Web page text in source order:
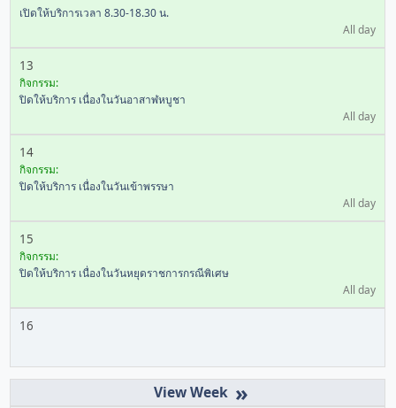
เปิดให้บริการเวลา 8.30-18.30 น.
All day
13
กิจกรรม:
ปิดให้บริการ เนื่องในวันอาสาฬหบูชา
All day
14
กิจกรรม:
ปิดให้บริการ เนื่องในวันเข้าพรรษา
All day
15
กิจกรรม:
ปิดให้บริการ เนื่องในวันหยุดราชการกรณีพิเศษ
All day
16
»